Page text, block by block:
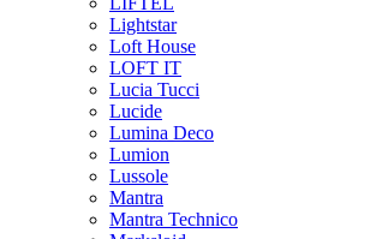
Lightstar
Loft House
LOFT IT
Lucia Tucci
Lucide
Lumina Deco
Lumion
Lussole
Mantra
Mantra Technico